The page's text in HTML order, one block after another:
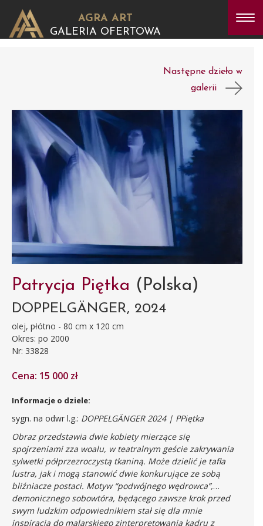
AGRA ART
GALERIA OFERTOWA
Następne dzieło w
galerii
Patrycja Piętka (Polska)
DOPPELGÄNGER, 2024
olej, płótno - 80 cm x 120 cm
Okres: po 2000
Nr: 33828
Cena: 15 000 zł
Informacje o dziele:
sygn. na odwr l.g.: DOPPELGÄNGER 2024 | PPiętka
Obraz przedstawia dwie kobiety mierzące się
spojrzeniami zza woalu, w teatralnym geście zakrywania
sylwetki półprzezroczystą tkaniną. Może dzielić je tafla
lustra, jak i mogą stanowić dwie konkurujące ze sobą
bliźniacze postaci. Motyw “podwójnego wędrowca”,
demonicznego sobowtóra, będącego zawsze krok przed
swym ludzkim odpowiednikiem stał się dla mnie
inspiracją do malarskiego zinterpretowania kadru z